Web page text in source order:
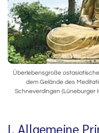
Überlebensgroße
dem Gelände des
Schneverdingen (Lüneburger
I. Allgemeine